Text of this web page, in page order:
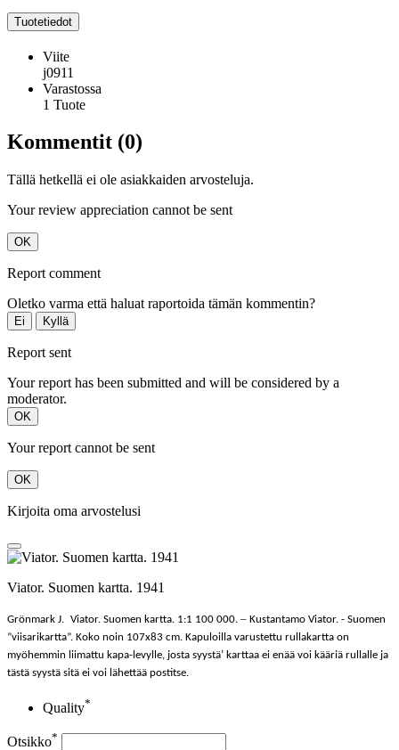
Tuotetiedot
Viite
j0911
Varastossa
1 Tuote
Kommentit (0)
Tällä hetkellä ei ole asiakkaiden arvosteluja.
Your review appreciation cannot be sent
OK
Report comment
Oletko varma että haluat raportoida tämän kommentin?
Ei Kyllä
Report sent
Your report has been submitted and will be considered by a
moderator.
OK
Your report cannot be sent
OK
Kirjoita oma arvostelusi
Viator. Suomen kartta. 1941
Grönmark J. Viator. Suomen kartta. 1:1 100 000. – Kustantamo Viator. - Suomen
”viisarikartta”. Koko noin 107x83 cm. Kapuloilla varustettu rullakartta on
myöhemmin liimattu kapa-levylle, josta syystä’ karttaa ei enää voi kääriä rullalle ja
tästä syystä sitä ei voi lähettää postitse.
Quality*
Otsikko*